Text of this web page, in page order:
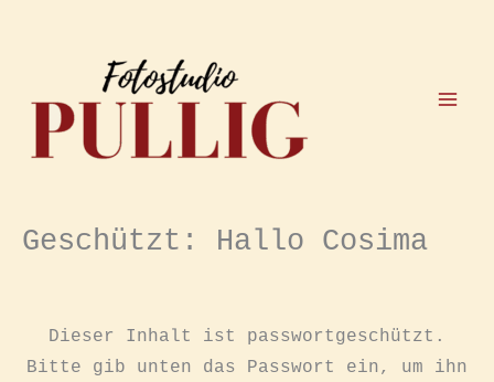
Geschützt: Hallo Cosima
Dieser Inhalt ist passwortgeschützt.
Bitte gib unten das Passwort ein, um ihn